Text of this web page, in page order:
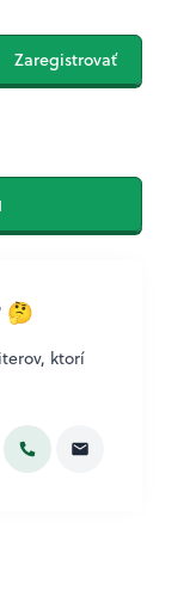
Zaregistrovať
🤔
ktorí